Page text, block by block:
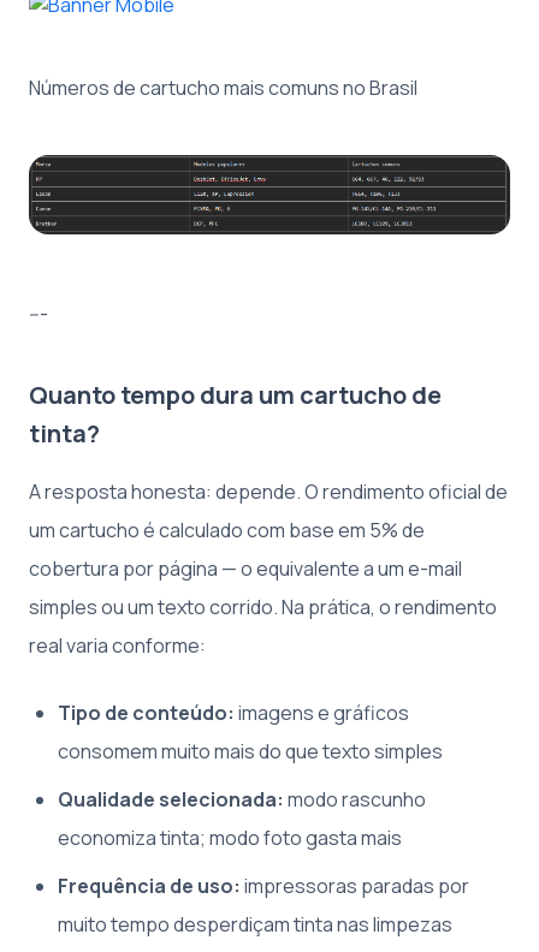
Números de cartucho mais comuns no Brasil
---
Quanto tempo dura um cartucho de
tinta?
A resposta honesta: depende. O rendimento oficial de
um cartucho é calculado com base em 5% de
cobertura por página — o equivalente a um e-mail
simples ou um texto corrido. Na prática, o rendimento
real varia conforme:
Tipo de conteúdo: imagens e gráficos
consomem muito mais do que texto simples
Qualidade selecionada: modo rascunho
economiza tinta; modo foto gasta mais
Frequência de uso: impressoras paradas por
muito tempo desperdiçam tinta nas limpezas